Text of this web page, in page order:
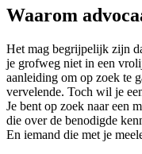
Waarom
Het mag begrijpelijk zijn
je grofweg niet in een
aanleiding om op zoek te
vervelende. Toch wil je
Je bent op zoek naar een
die over de benodigde
En iemand die met je